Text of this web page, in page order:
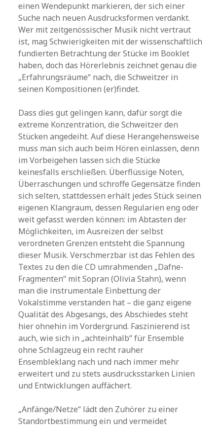
einen Wendepunkt markieren, der sich einer
Suche nach neuen Ausdrucksformen verdankt.
Wer mit zeitgenössischer Musik nicht vertraut
ist, mag Schwierigkeiten mit der wissenschaftlich
fundierten Betrachtung der Stücke im Booklet
haben, doch das Hörerlebnis zeichnet genau die
„Erfahrungsräume“ nach, die Schweitzer in
seinen Kompositionen (er)findet.
Dass dies gut gelingen kann, dafür sorgt die
extreme Konzentration, die Schweitzer den
Stücken angedeiht. Auf diese Herangehensweise
muss man sich auch beim Hören einlassen, denn
im Vorbeigehen lassen sich die Stücke
keinesfalls erschließen. Überflüssige Noten,
Überraschungen und schroffe Gegensätze finden
sich selten, stattdessen erhält jedes Stück seinen
eigenen Klangraum, dessen Regularien eng oder
weit gefasst werden können: im Abtasten der
Möglichkeiten, im Ausreizen der selbst
verordneten Grenzen entsteht die Spannung
dieser Musik. Verschmerzbar ist das Fehlen des
Textes zu den die CD umrahmenden „Dafne-
Fragmenten“ mit Sopran (Olivia Stahn), wenn
man die instrumentale Einbettung der
Vokalstimme verstanden hat – die ganz eigene
Qualität des Abgesangs, des Abschiedes steht
hier ohnehin im Vordergrund. Faszinierend ist
auch, wie sich in „achteinhalb“ für Ensemble
ohne Schlagzeug ein recht rauher
Ensembleklang nach und nach immer mehr
erweitert und zu stets ausdrucksstarken Linien
und Entwicklungen auffächert.
„Anfänge/Netze“ lädt den Zuhörer zu einer
Standortbestimmung ein und vermeidet